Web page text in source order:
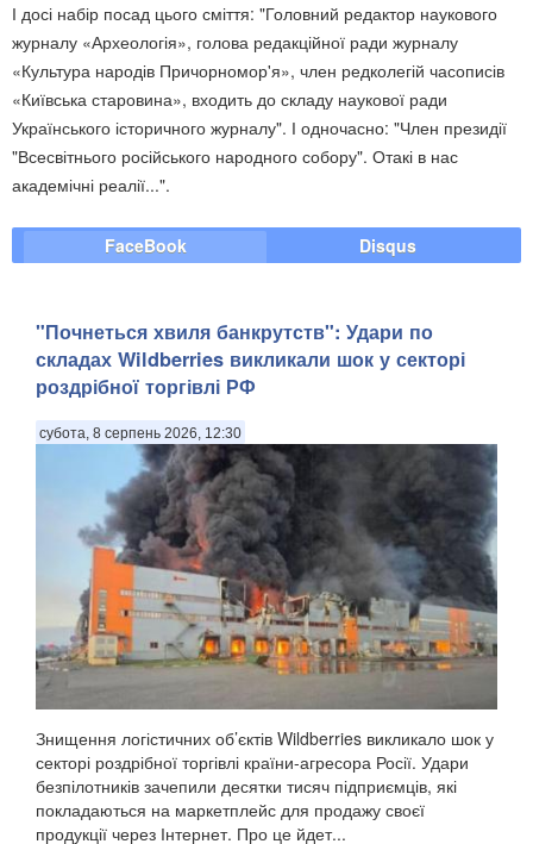
І досі набір посад цього сміття: "Головний редактор наукового
журналу «Археологія», голова редакційної ради журналу
«Культура народів Причорномор'я», член редколегій часописів
«Київська старовина», входить до складу наукової ради
Українського історичного журналу". І одночасно: "Член президії
"Всесвітнього російського народного собору". Отакі в нас
академічні реалії...".
FaceBook Disqus
"Почнеться хвиля банкрутств": Удари по
складах Wildberries викликали шок у секторі
роздрібної торгівлі РФ
субота, 8 серпень 2026, 12:30
Знищення логістичних об’єктів Wildberries викликало шок у
секторі роздрібної торгівлі країни-агресора Росії. Удари
безпілотників зачепили десятки тисяч підприємців, які
покладаються на маркетплейс для продажу своєї
продукції через Інтернет. Про це йдет...